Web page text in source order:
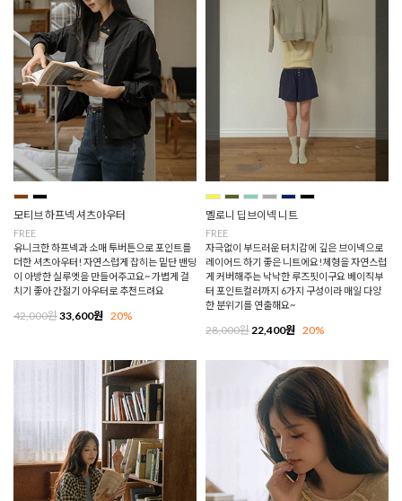
모티브 하프넥 셔츠아우터
FREE
유니크한 하프넥과 소매 투버튼으로 포인트를
더한 셔츠아우터! 자연스럽게 잡히는 밑단 밴딩
이 아방한 실루엣을 만들어주고요~ 가볍게 걸
치기 좋아 간절기 아우터로 추천드려요
42,000원33,600원 20%
멜로니 딥브이넥 니트
FREE
자극없이 부드러운 터치감에 깊은 브이넥으로
레이어드 하기 좋은 니트에요!체형을 자연스럽
게 커버해주는 낙낙한 루즈핏이구요 베이직부
터 포인트컬러까지 6가지 구성이라 매일 다양
한 분위기를 연출해요~
28,000원22,400원 20%